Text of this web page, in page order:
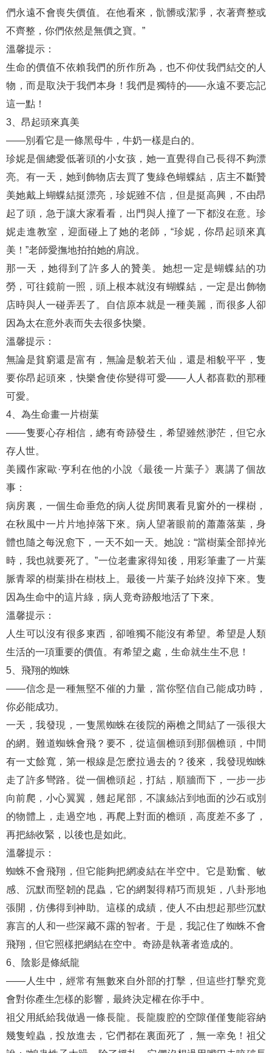
們永遠不會喪失價值。在他看來，骯髒或潔凈，衣著齊整或
不齊整，你們依然是無價之寶。”
溫馨提示：
生命的價值不依賴我們的所作所為，也不仰仗我們結交的人
物，而是取決于我們本身！我們是獨特的——永遠不要忘記
這一點！
3、昂起頭來真美
——別看它是一條黑母牛，牛奶一樣是白的。
珍妮是個總愛低著頭的小女孩，她一直覺得自己長得不夠漂
亮。有一天，她到飾物店去買了隻綠色蝴蝶結，店主不斷贊
美她戴上蝴蝶結挺漂亮，珍妮雖不信，但是挺高興，不由昂
起了頭，急于讓大家看看，出門與人撞了一下都沒在意。珍
妮走進教室，迎面碰上了她的老師，“珍妮，你昂起頭來真
美！”老師愛撫地拍拍她的肩說。
那一天，她得到了許多人的贊美。她想一定是蝴蝶結的功
勞，可往鏡前一照，頭上根本就沒有蝴蝶結，一定是出飾物
店時與人一碰弄丟了。自信原本就是一種美麗，而很多人卻
因為太在意外表而失去很多快樂。
溫馨提示：
無論是貧窮還是富有，無論是貌若天仙，還是相貌平平，隻
要你昂起頭來，快樂會使你變得可愛——人人都喜歡的那種
可愛。
4、為生命畫一片樹葉
——隻要心存相信，總有奇跡發生，希望雖然渺茫，但它永
存人世。
美國作家歐·亨利在他的小說《最後一片葉子》裏講了個故
事：
病房裏，一個生命垂危的病人從房間裏看見窗外的一棵樹，
在秋風中一片片地掉落下來。病人望著眼前的蕭蕭落葉，身
體也隨之每況愈下，一天不如一天。她說：“當樹葉全部掉光
時，我也就要死了。”一位老畫家得知後，用彩筆畫了一片葉
脈青翠的樹葉掛在樹枝上。最後一片葉子始終沒掉下來。隻
因為生命中的這片綠，病人竟奇跡般地活了下來。
溫馨提示：
人生可以沒有很多東西，卻唯獨不能沒有希望。希望是人類
生活的一項重要的價值。有希望之處，生命就生生不息！
5、飛翔的蜘蛛
——信念是一種無堅不催的力量，當你堅信自己能成功時，
你必能成功。
一天，我發現，一隻黑蜘蛛在後院的兩檐之間結了一張很大
的網。難道蜘蛛會飛？要不，從這個檐頭到那個檐頭，中間
有一丈餘寬，第一根線是怎麽拉過去的？後來，我發現蜘蛛
走了許多彎路。從一個檐頭起，打結，順牆而下，一步一步
向前爬，小心翼翼，翹起尾部，不讓絲沾到地面的沙石或別
的物體上，走過空地，再爬上對面的檐頭，高度差不多了，
再把絲收緊，以後也是如此。
溫馨提示：
蜘蛛不會飛翔，但它能夠把網凌結在半空中。它是勤奮、敏
感、沉默而堅韌的昆蟲，它的網製得精巧而規矩，八卦形地
張開，仿佛得到神助。這樣的成績，使人不由想起那些沉默
寡言的人和一些深藏不露的智者。于是，我記住了蜘蛛不會
飛翔，但它照樣把網結在空中。奇跡是執著者造成的。
6、陰影是條紙龍
——人生中，經常有無數來自外部的打擊，但這些打擊究竟
會對你產生怎樣的影響，最終決定權在你手中。
祖父用紙給我做過一條長龍。長龍腹腔的空隙僅僅隻能容納
幾隻蝗蟲，投放進去，它們都在裏面死了，無一幸免！祖父